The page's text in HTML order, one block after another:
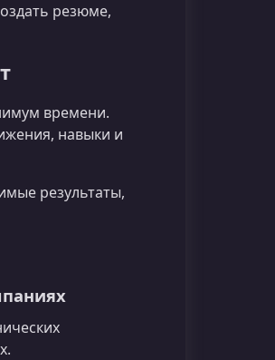
резюме,
времени.
навыки и
результаты,